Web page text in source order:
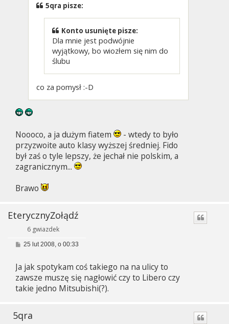
5qra pisze:
Konto usunięte pisze:
Dla mnie jest podwójnie
wyjątkowy, bo wiozłem się nim do
ślubu
co za pomysł :-D
Noooco, a ja dużym fiatem
- wtedy to było
przyzwoite auto klasy wyższej średniej. Fido
był zaś o tyle lepszy, że jechał nie polskim, a
zagranicznym...
Brawo
EterycznyŻołądź
6 gwiazdek
P
t
25 lut 2008, o 00:33
Ja jak spotykam coś takiego na na ulicy to
zawsze muszę się nagłowić czy to Libero czy
takie jedno Mitsubishi(?).
5qra